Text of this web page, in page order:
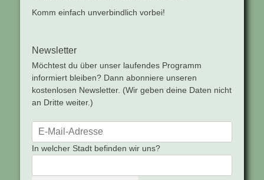
Komm einfach unverbindlich vorbei!
Newsletter
Möchtest du über unser laufendes Programm
informiert bleiben? Dann abonniere unseren
kostenlosen Newsletter. (Wir geben deine Daten nicht
an Dritte weiter.)
In welcher Stadt befinden wir uns?